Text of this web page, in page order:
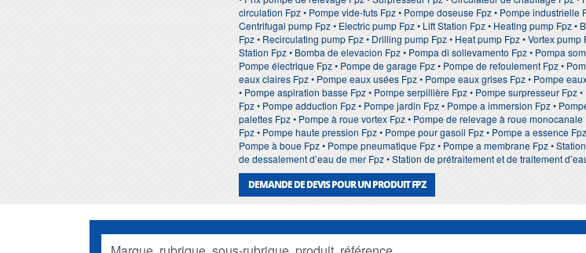
circulation Fpz • Pompe vide-futs Fpz • Pompe doseuse Fpz • Pompe
Centrifugal pump Fpz • Electric pump Fpz • Lift Station Fpz • Heating pump Fpz
Fpz • Recirculating pump Fpz • Drilling pump Fpz • Heat pump Fpz • Vortex
Station Fpz • Bomba de elevacion Fpz • Pompa di sollevamento Fpz • Pompa
Pompe électrique Fpz • Pompe de garage Fpz • Pompe de refoulement Fpz •
eaux claires Fpz • Pompe eaux usées Fpz • Pompe eaux grises Fpz • Pompe
• Pompe aspiration basse Fpz • Pompe serpillière Fpz • Pompe surpresseur
Fpz • Pompe adduction Fpz • Pompe jardin Fpz • Pompe a immersion Fpz •
palettes Fpz • Pompe à roue vortex Fpz • Pompe de relevage à roue
Fpz • Pompe haute pression Fpz • Pompe pour gasoil Fpz • Pompe a essence
Pompe à boue Fpz • Pompe pneumatique Fpz • Pompe a membrane Fpz •
de dessalement d’eau de mer Fpz • Station de prétraitement et de traitement
DEMANDE DE DEVIS POUR UN PRODUIT FPZ